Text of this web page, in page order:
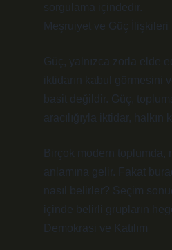
sorgulama içindedir.
Meşruiyet ve Güç İlişkileri
Güç, yalnızca zorla elde
iktidarın kabul görmesini
basit değildir. Güç,
aracılığıyla iktidar,
Birçok modern toplumda,
anlamına gelir. Fakat
nasıl belirler? Seçim
içinde belirli grupların
Demokrasi ve Katılım